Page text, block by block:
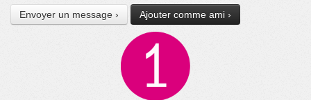
Envoyer un message › Ajouter comme ami ›